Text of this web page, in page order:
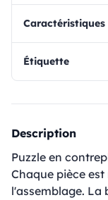
Caractéristiques
Étiquette
Description
Puzzle en
Chaque pièce
l'assemblage. La